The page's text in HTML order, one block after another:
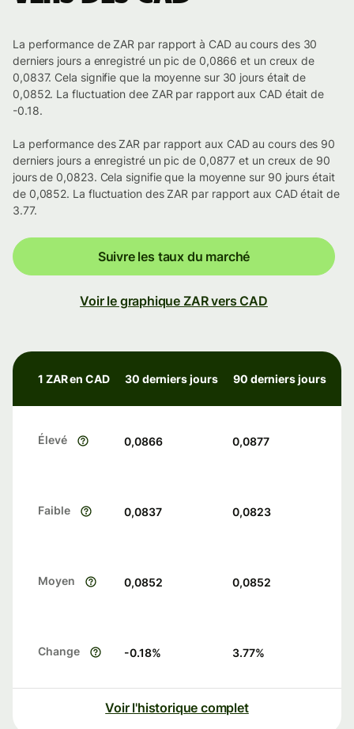
La performance de ZAR par rapport à CAD au cours des 30
derniers jours a enregistré un pic de 0,0866 et un creux de
0,0837. Cela signifie que la moyenne sur 30 jours était de
0,0852. La fluctuation dee ZAR par rapport aux CAD était de
-0.18.
La performance des ZAR par rapport aux CAD au cours des 90
derniers jours a enregistré un pic de 0,0877 et un creux de 90
jours de 0,0823. Cela signifie que la moyenne sur 90 jours était
de 0,0852. La fluctuation des ZAR par rapport aux CAD était de
3.77.
Suivre les taux du marché
Voir le graphique ZAR vers CAD
1 ZAR en CAD 30 derniers jours 90 derniers jours
Élevé 0,0866 0,0877
Faible 0,0837 0,0823
Moyen 0,0852 0,0852
Change -0.18% 3.77%
Voir l'historique complet